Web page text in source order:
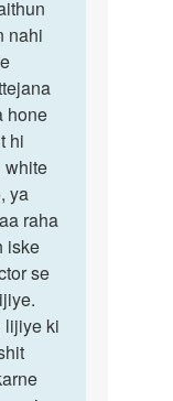
nahi
hone
hi
white
ya
raha
iske
se
lijiye ki